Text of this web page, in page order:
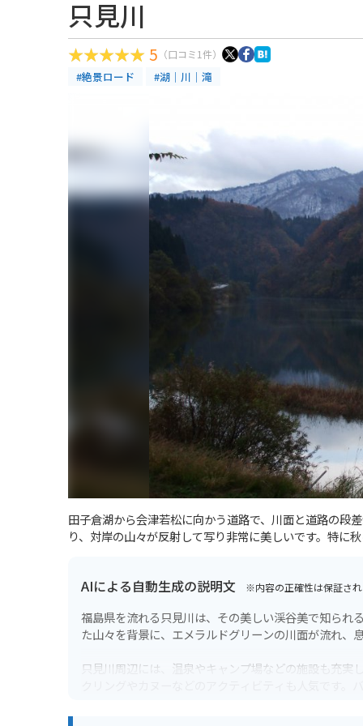
只見川
5 （口コミ1件）
#絶景ロード #湖｜川｜滝
田子倉湖から会津若松に向かう道路で、川面と道路の段
り、対岸の山々が反射して写り非常に美しいです。特に
AIによる自動生成の説明文 ※内容の正確性は保証さ
福島県を流れる只見川は、その美しい渓谷美で知られ
た山々を背景に、エメラルドグリーンの川面が流れ、
只見川周辺には、温泉やキャンプ場などの施設も充